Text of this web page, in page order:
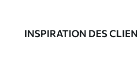
INSPIRATION DES